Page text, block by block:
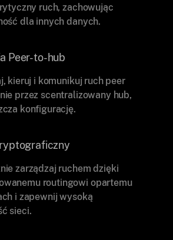
ruch, zachowując
dla innych danych.
Peer-to-hub
kieruj i komunikuj ruch peer
przez scentralizowany hub,
konfigurację.
zarządzaj ruchem dzięki
routingowi opartemu
i zapewnij wysoką
sieci.